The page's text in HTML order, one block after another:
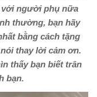
với người phụ nữa
thường, bạn hãy
bằng cách tặng
thay lời cảm ơn.
thấy bạn biết trân
bạn.